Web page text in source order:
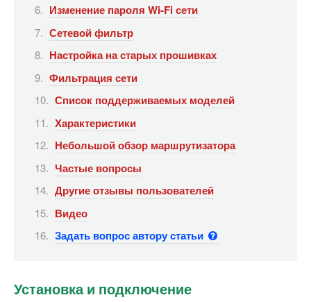
Изменение пароля Wi-Fi сети
Сетевой фильтр
Настройка на старых прошивках
Фильтрация сети
Список поддерживаемых моделей
Характеристики
Небольшой обзор маршрутизатора
Частые вопросы
Другие отзывы пользователей
Видео
Задать вопрос автору статьи
Установка и подключение